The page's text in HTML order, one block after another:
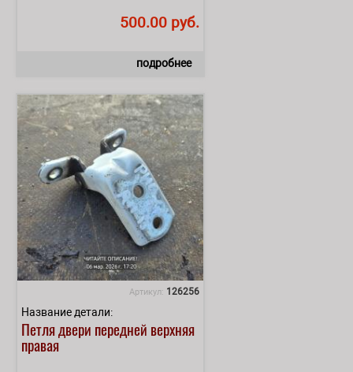
500.00 руб.
подробнее
Артикул: 126256
Название детали:
Петля двери передней верхняя
правая